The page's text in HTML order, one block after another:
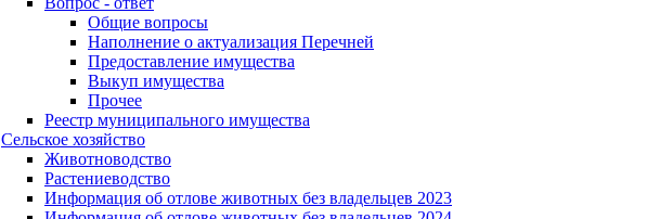
Общие вопросы
Наполнение о актуализация Перечней
Предоставление имущества
Выкуп имущества
Прочее
Реестр муниципального имущества
Сельское хозяйство
Животноводство
Растениеводство
Информация об отлове животных без владельцев 2023